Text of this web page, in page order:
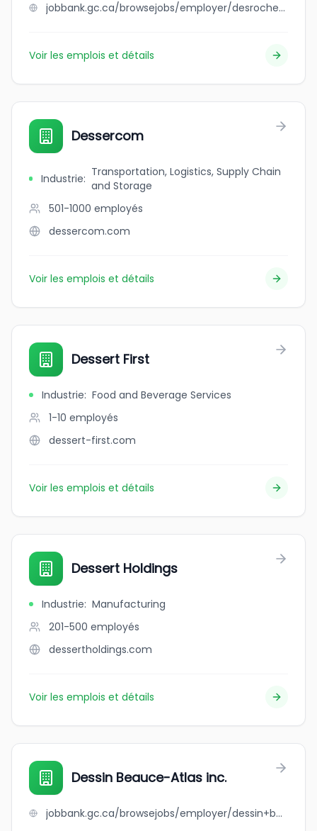
jobbank.gc.ca/browsejobs/employer/desrochers+paysagiste/ca
Voir les emplois et détails
Dessercom
Industrie: Transportation, Logistics, Supply Chain
and Storage
501-1000 employés
dessercom.com
Voir les emplois et détails
Dessert First
Industrie: Food and Beverage Services
1-10 employés
dessert-first.com
Voir les emplois et détails
Dessert Holdings
Industrie: Manufacturing
201-500 employés
dessertholdings.com
Voir les emplois et détails
Dessin Beauce-Atlas inc.
jobbank.gc.ca/browsejobs/employer/dessin+beauce-atlas+inc./ca